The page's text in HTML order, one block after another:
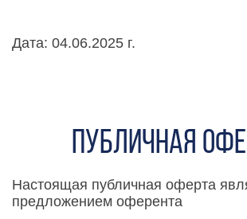
Дата: 04.06.2025 г.
Публичная
Настоящая публичная оферта
предложением оферента